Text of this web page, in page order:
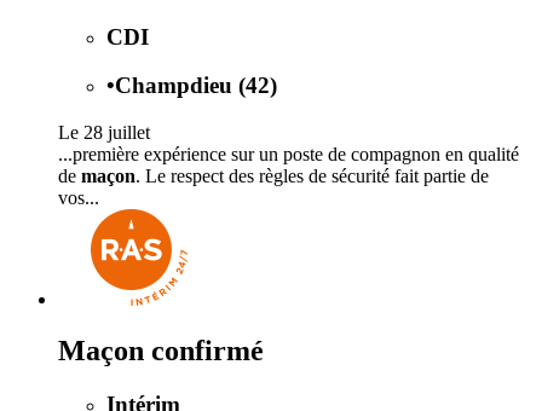
CDI
•Champdieu (42)
Le 28 juillet
...première expérience sur un poste de compagnon en qualité
de maçon. Le respect des règles de sécurité fait partie de
vos...
Maçon confirmé
Intérim